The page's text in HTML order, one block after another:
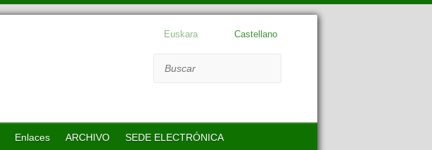
Euskara Castellano
Enlaces ARCHIVO SEDE ELECTRÓNICA